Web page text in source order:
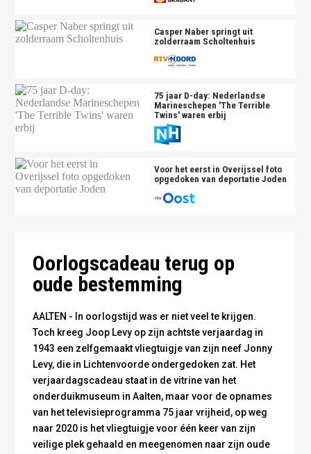
Casper Naber springt uit
zolderraam Scholtenhuis
75 jaar D-day: Nederlandse
Marineschepen 'The Terrible
Twins' waren erbij
Voor het eerst in Overijssel foto
opgedoken van deportatie Joden
Oorlogscadeau terug op
oude bestemming
AALTEN - In oorlogstijd was er niet veel te krijgen.
Toch kreeg Joop Levy op zijn achtste verjaardag in
1943 een zelfgemaakt vliegtuigje van zijn neef Jonny
Levy, die in Lichtenvoorde ondergedoken zat. Het
verjaardagscadeau staat in de vitrine van het
onderduikmuseum in Aalten, maar voor de opnames
van het televisieprogramma 75 jaar vrijheid, op weg
naar 2020 is het vliegtuigje voor één keer van zijn
veilige plek gehaald en meegenomen naar zijn oude